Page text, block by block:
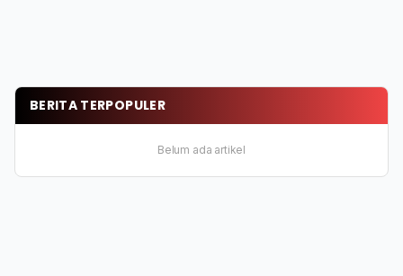
BERITA TERPOPULER
Belum ada artikel